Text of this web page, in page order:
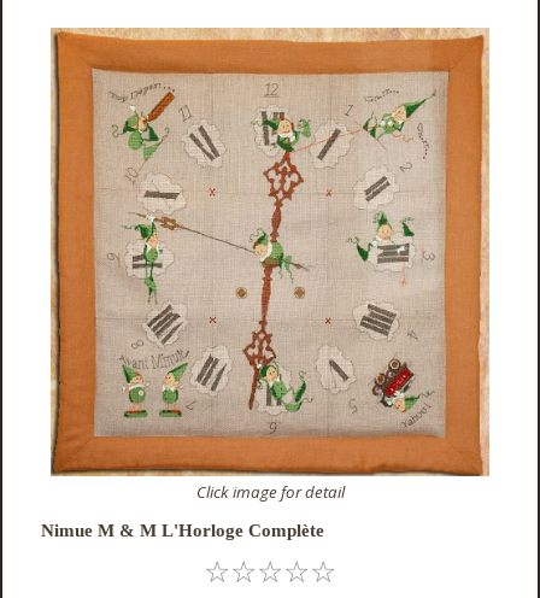
Click image for detail
Nimue M & M L'Horloge Complète
☆☆☆☆☆